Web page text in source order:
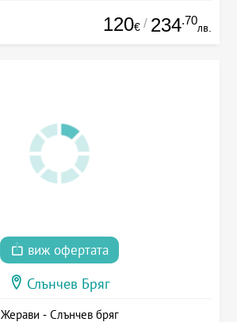
120€ / 234.70
лв.
виж офертата
Слънчев Бряг
Жерави - Слънчев бряг